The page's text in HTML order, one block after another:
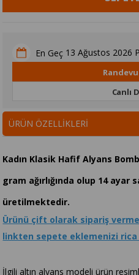
En Geç 13 Ağustos 2026
Canlı
ÜRÜN ÖZELLIKLERI
Kadın Klasik Hafif Alyans
gram ağırlığında olup 14 ayar
üretilmektedir.
Ürünü çift olarak sipariş
linkten sepete eklemenizi rica
İlgili altın alyans modeli ürün